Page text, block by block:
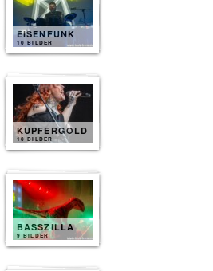
EISENFUNK
10 BILDER
KUPFERGOLD
10 BILDER
BASSZILLA
9 BILDER